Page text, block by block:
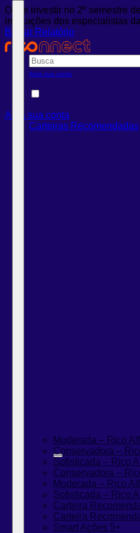
Onde investir no 2º semestre
indicações dos especialistas
Baixar Relatório
Abra sua conta
Abra sua conta
Carteiras Recomendadas
Moderada – Rico
Conservadora –
Sofisticada – Rico
Conservadora –
Moderada – Rico
Sofisticada – Rico
Carteira
Carteira
Smart Ações 5+